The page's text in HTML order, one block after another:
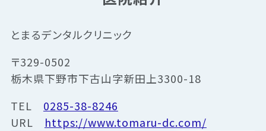
とまるデンタルクリニック
〒329-0502
栃木県下野市下古山字新田上3300-18
TEL 0285-38-8246
URL https://www.tomaru-dc.com/